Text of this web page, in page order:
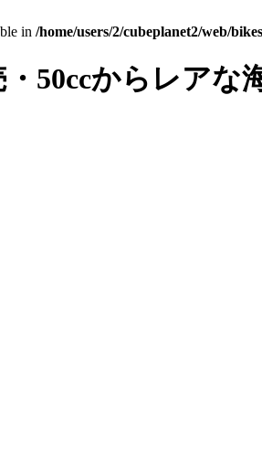
in /home/users/2/cubeplanet2/web/
50ccからレアな